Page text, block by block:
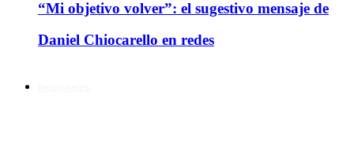
“Mi objetivo volver”: el sugestivo mensaje de
Daniel Chiocarello en redes